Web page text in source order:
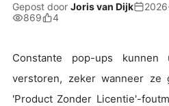
Gepost door Joris van Dijk
869
4
Constante pop-ups
verstoren, zeker wanneer ze
'Product Zonder Licentie'-